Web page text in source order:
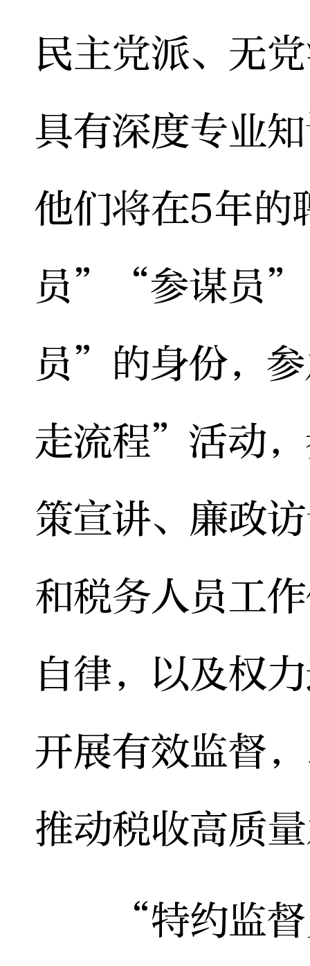
民主党派、无
具有深度专业
他们将在5年
员”“参谋员
员”的身份，
走流程”活动
策宣讲、廉政
和税务人员工
自律，以及权
开展有效监督
推动税收高质
“特约监督